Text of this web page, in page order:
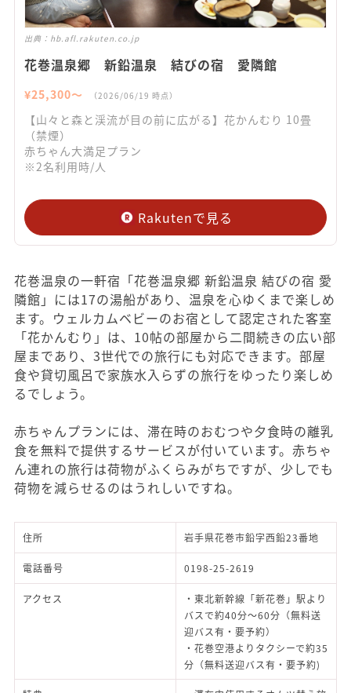
出典： hb.afl.rakuten.co.jp
花巻温泉郷 新鉛温泉 結びの宿 愛隣館
¥25,300〜 （2026/06/19 時点）
【山々と森と渓流が目の前に広がる】花かんむり 10畳
（禁煙）
赤ちゃん大満足プラン
※2名利用時/人
Rakutenで見る
花巻温泉の一軒宿「花巻温泉郷 新鉛温泉 結びの宿 愛
隣館」には17の湯船があり、温泉を心ゆくまで楽しめ
ます。ウェルカムベビーのお宿として認定された客室
「花かんむり」は、10帖の部屋から二間続きの広い部
屋まであり、3世代での旅行にも対応できます。部屋
食や貸切風呂で家族水入らずの旅行をゆったり楽しめ
るでしょう。
赤ちゃんプランには、滞在時のおむつや夕食時の離乳
食を無料で提供するサービスが付いています。赤ちゃ
ん連れの旅行は荷物がふくらみがちですが、少しでも
荷物を減らせるのはうれしいですね。
住所 岩手県花巻市鉛字西鉛23番地
電話番号 0198-25-2619
アクセス
・東北新幹線「新花巻」駅より
バスで約40分～60分（無料送
迎バス有・要予約）
・花巻空港よりタクシーで約35
分（無料送迎バス有・要予約)